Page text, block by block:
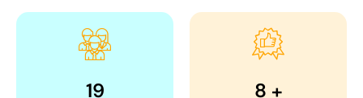
10 +
25